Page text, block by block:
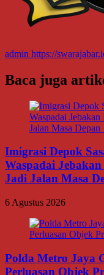
admin https://
Baca juga
Imigrasi Depok
Waspadai
Jadi Jalan Masa
6 Agustus 2026
Polda Metro Jaya
Perluasan Objek